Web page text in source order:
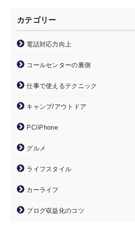
カテゴリー
電話対応力向上
コールセンターの裏側
仕事で使えるテクニック
キャンプ/アウトドア
PC/iPhone
グルメ
ライフスタイル
カーライフ
ブログ収益化のコツ